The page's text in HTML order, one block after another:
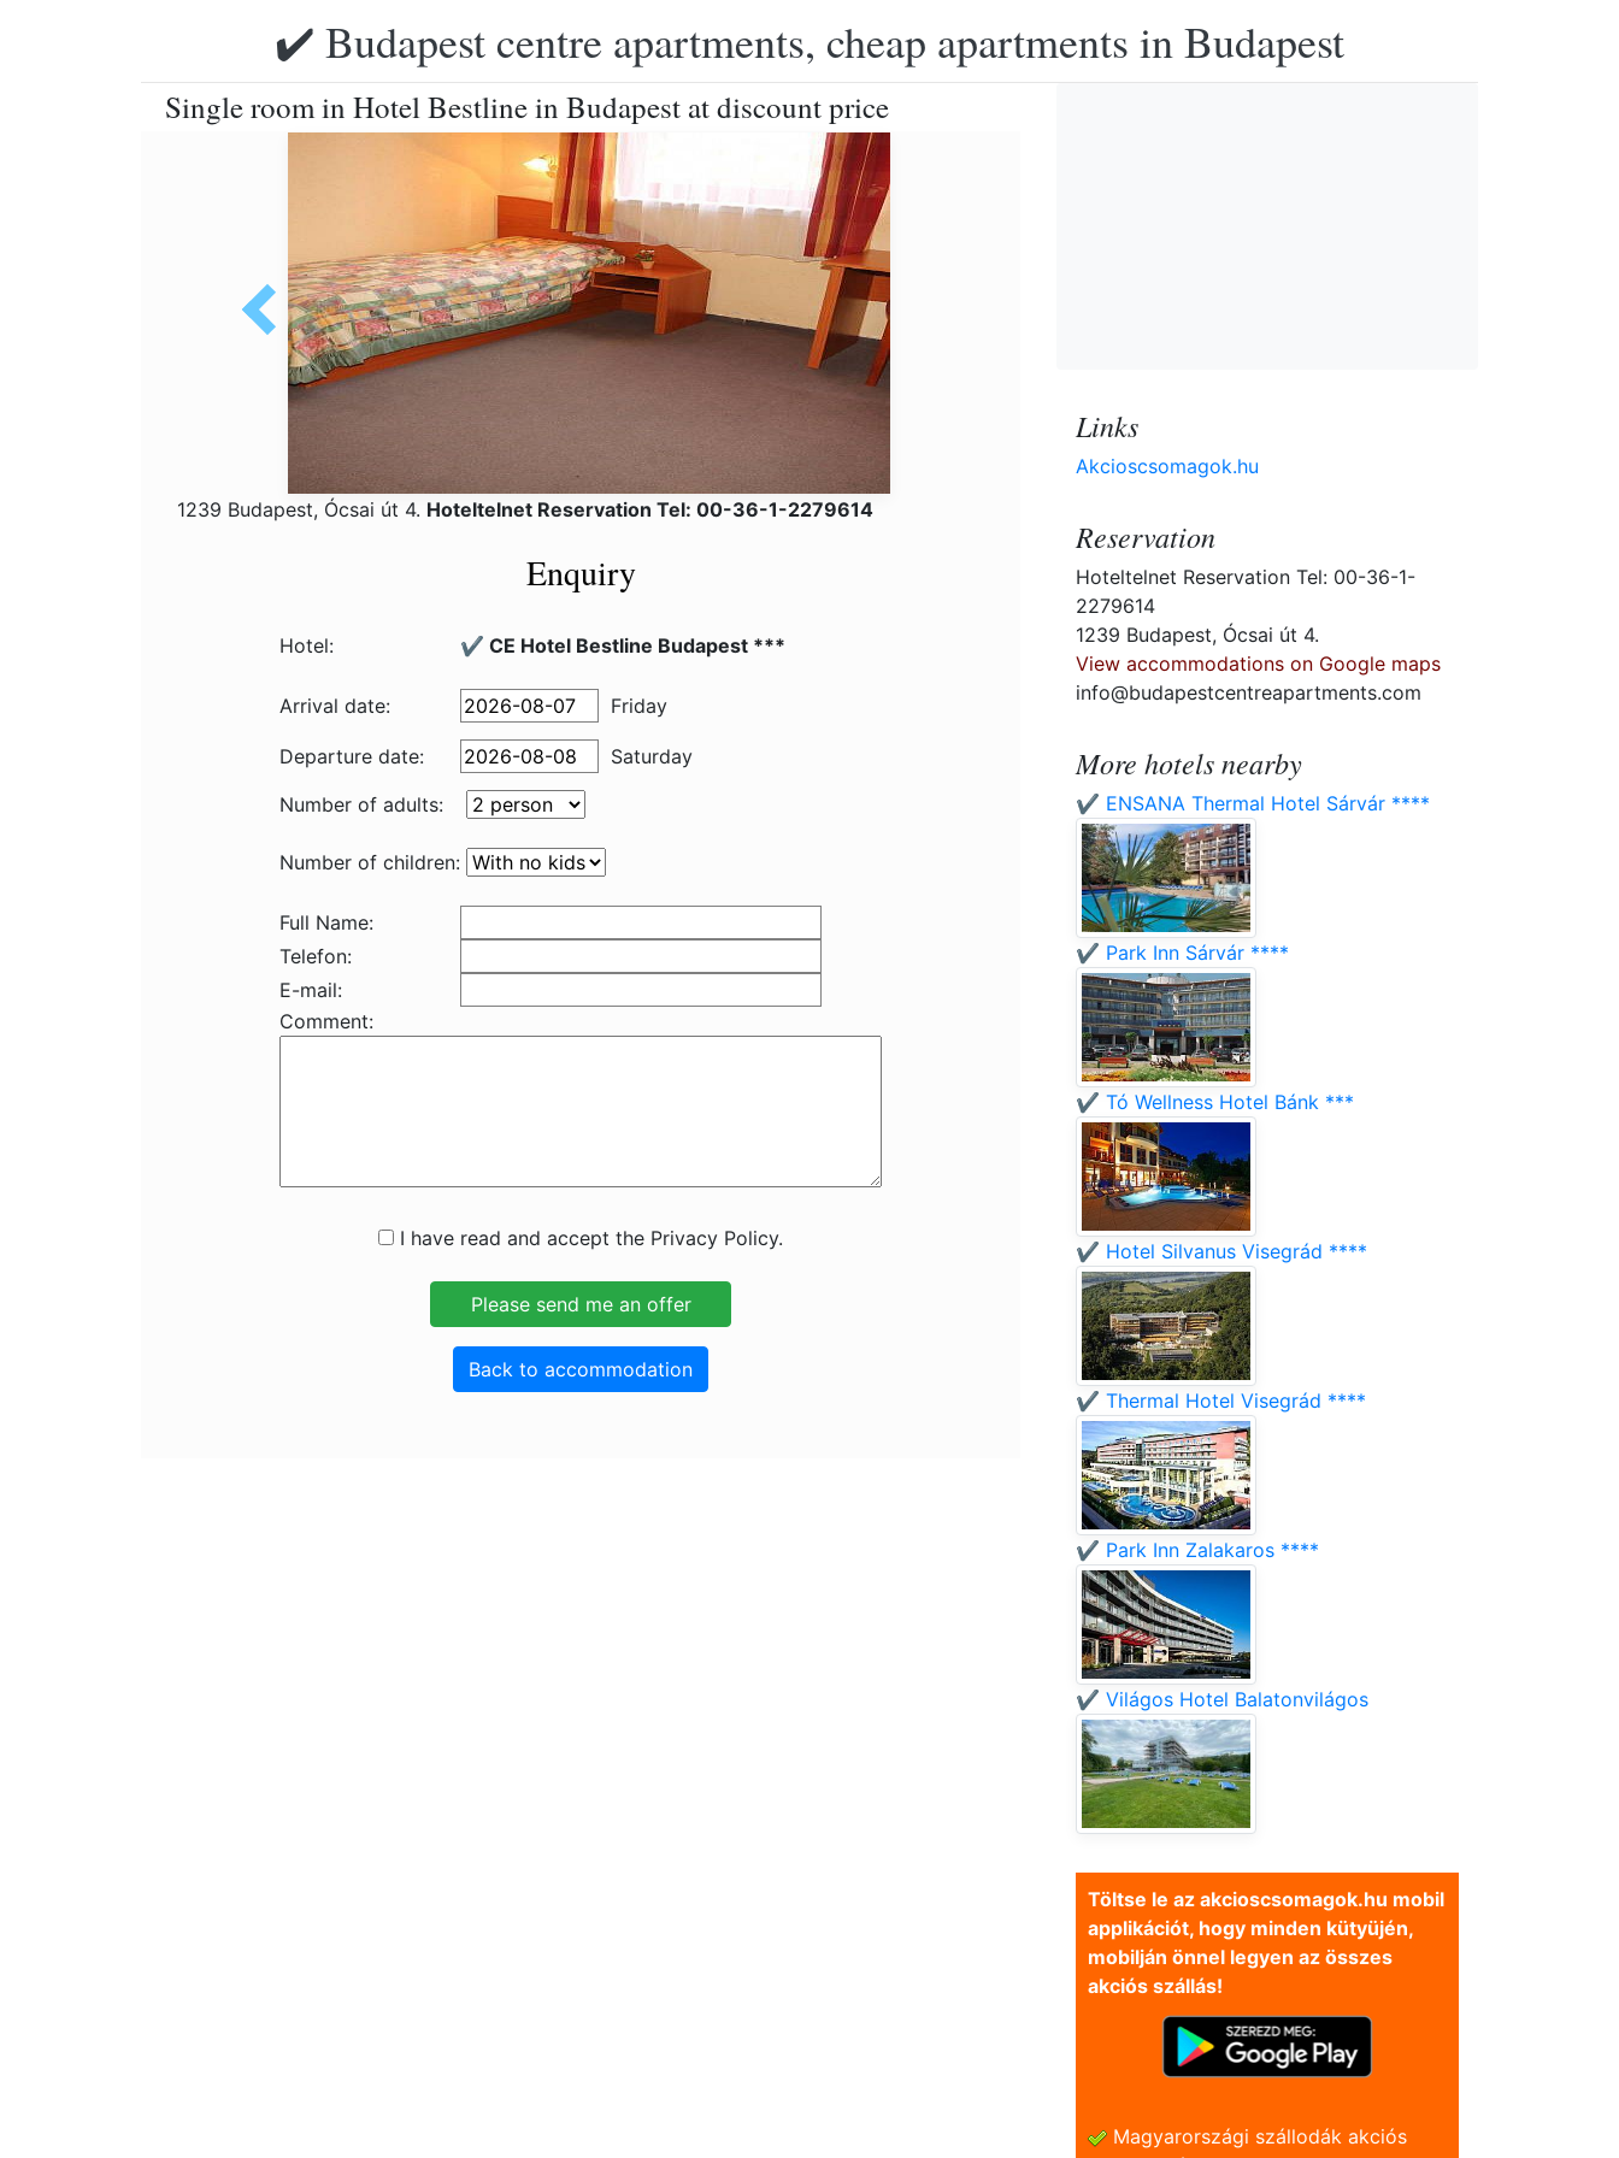
✔️ Budapest centre apartments, cheap apartments in Budapest
Single room in Hotel Bestline in Budapest at discount price
1239 Budapest, Ócsai út 4. Hoteltelnet Reservation Tel: 00-36-1-2279614
Enquiry
Hotel: ✔️ CE Hotel Bestline Budapest ***
Arrival date: Friday
Departure date:
Saturday
Number of adults:
Number of children:
Full Name:
Telefon:
E-mail:
Comment:
I have read and accept the Privacy Policy.
Back to accommodation
Links
Akcioscsomagok.hu
Reservation
Hoteltelnet Reservation Tel: 00-36-1-
2279614
1239 Budapest, Ócsai út 4.
View accommodations on Google maps
info@budapestcentreapartments.com
More hotels nearby
✔️ ENSANA Thermal Hotel Sárvár ****
✔️ Park Inn Sárvár ****
✔️ Tó Wellness Hotel Bánk ***
✔️ Hotel Silvanus Visegrád ****
✔️ Thermal Hotel Visegrád ****
✔️ Park Inn Zalakaros ****
✔️ Világos Hotel Balatonvilágos
Töltse le az akcioscsomagok.hu mobil
applikációt, hogy minden kütyüjén,
mobilján önnel legyen az összes
akciós szállás!
Magyarországi szállodák akciós